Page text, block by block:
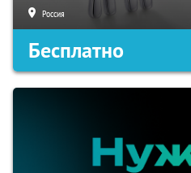
Россия
Бесплатно